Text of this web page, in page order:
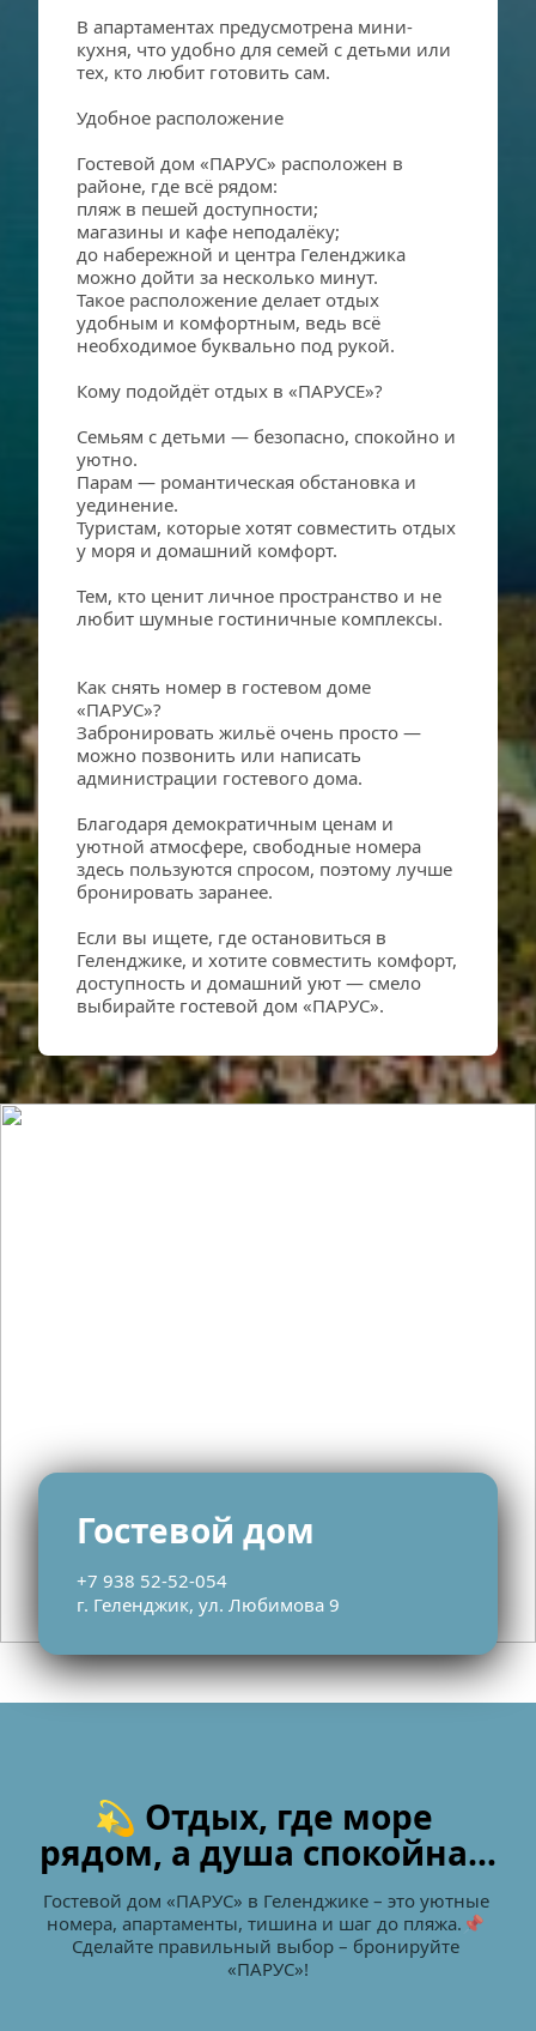
В апартаментах предусмотрена мини-
кухня, что удобно для семей с детьми или
тех, кто любит готовить сам.
Удобное расположение
Гостевой дом «ПАРУС» расположен в
районе, где всё рядом:
пляж в пешей доступности;
магазины и кафе неподалёку;
до набережной и центра Геленджика
можно дойти за несколько минут.
Такое расположение делает отдых
удобным и комфортным, ведь всё
необходимое буквально под рукой.
Кому подойдёт отдых в «ПАРУСЕ»?
Семьям с детьми — безопасно, спокойно и
уютно.
Парам — романтическая обстановка и
уединение.
Туристам, которые хотят совместить отдых
у моря и домашний комфорт.
Тем, кто ценит личное пространство и не
любит шумные гостиничные комплексы.
Как снять номер в гостевом доме
«ПАРУС»?
Забронировать жильё очень просто —
можно позвонить или написать
администрации гостевого дома.
Благодаря демократичным ценам и
уютной атмосфере, свободные номера
здесь пользуются спросом, поэтому лучше
бронировать заранее.
Если вы ищете, где остановиться в
Геленджике, и хотите совместить комфорт,
доступность и домашний уют — смело
выбирайте гостевой дом «ПАРУС».
Гостевой дом
+7 938 52-52-054
г. Геленджик, ул. Любимова 9
💫 Отдых, где море
рядом, а душа спокойна…
Гостевой дом «ПАРУС» в Геленджике – это уютные
номера, апартаменты, тишина и шаг до пляжа.📌
Сделайте правильный выбор – бронируйте
«ПАРУС»!